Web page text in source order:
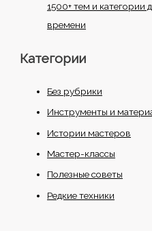
1500+ тем и категории
времени
Категории
Без рубрики
Инструменты и
Истории мастеров
Мастер-классы
Полезные советы
Редкие техники